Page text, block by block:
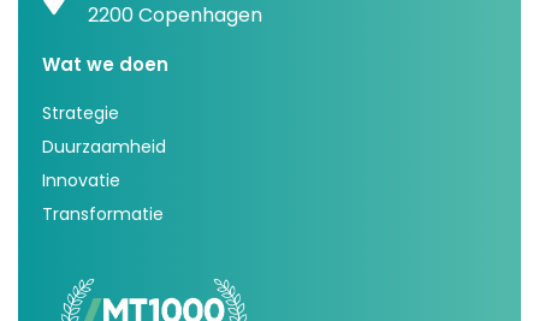
2200 Copenhagen
Wat we doen
Strategie
Duurzaamheid
Innovatie
Transformatie